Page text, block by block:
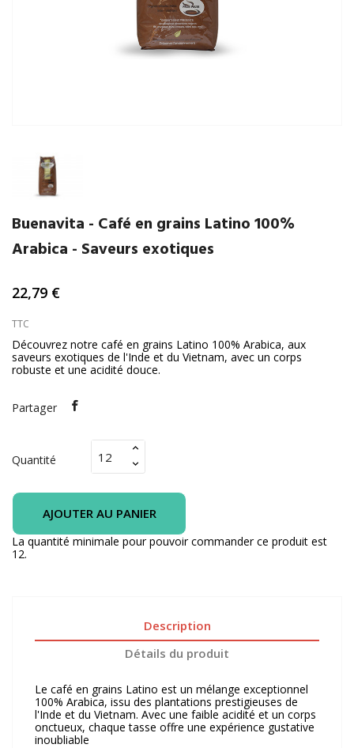
Buenavita - Café en grains Latino 100%
Arabica - Saveurs exotiques
22,79 €
TTC
Découvrez notre café en grains Latino 100% Arabica, aux
saveurs exotiques de l'Inde et du Vietnam, avec un corps
robuste et une acidité douce.
Partager
Quantité
AJOUTER AU PANIER
La quantité minimale pour pouvoir commander ce produit est
12.
Description
Détails du produit
Le café en grains Latino est un mélange exceptionnel
100% Arabica, issu des plantations prestigieuses de
l'Inde et du Vietnam. Avec une faible acidité et un corps
onctueux, chaque tasse offre une expérience gustative
inoubliable